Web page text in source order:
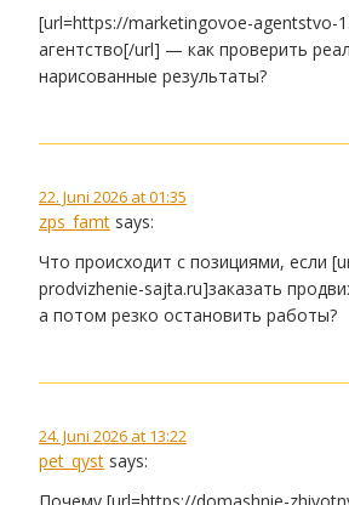
[url=https://marketingovoe-agentstvo-
агентство[/url] — как проверить
нарисованные результаты?
22. Juni 2026 at 01:35
zps_famt says:
Что происходит с позициями, если
prodvizhenie-sajta.ru]заказать
а потом резко остановить работы?
24. Juni 2026 at 13:22
pet_qyst says: